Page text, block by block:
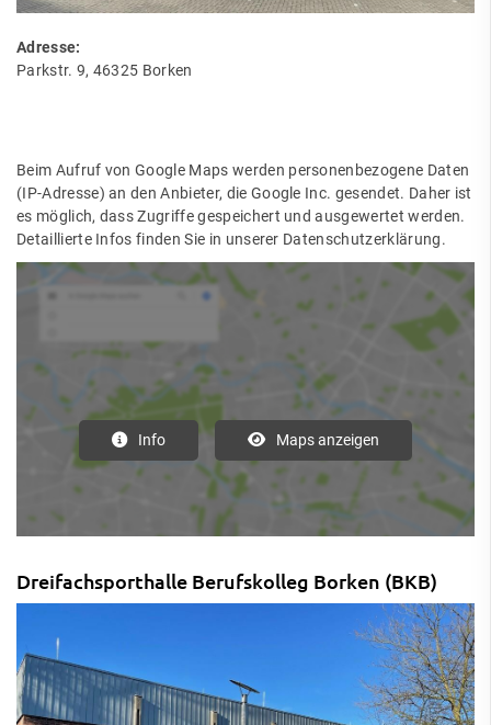
Adresse:
Parkstr. 9, 46325 Borken
Beim Aufruf von Google Maps werden personenbezogene Daten
(IP-Adresse) an den Anbieter, die Google Inc. gesendet. Daher ist
es möglich, dass Zugriffe gespeichert und ausgewertet werden.
Detaillierte Infos finden Sie in unserer Datenschutzerklärung.
Info Maps anzeigen
Dreifachsporthalle Berufskolleg Borken (BKB)